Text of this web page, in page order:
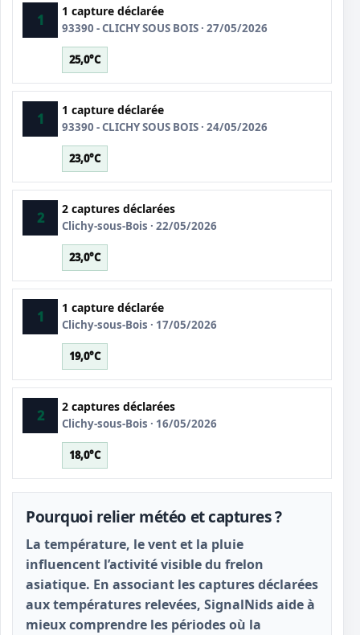
1
1 capture déclarée
93390 - CLICHY SOUS BOIS · 27/05/2026
25,0°C
1
1 capture déclarée
93390 - CLICHY SOUS BOIS · 24/05/2026
23,0°C
2
2 captures déclarées
Clichy-sous-Bois · 22/05/2026
23,0°C
1
1 capture déclarée
Clichy-sous-Bois · 17/05/2026
19,0°C
2
2 captures déclarées
Clichy-sous-Bois · 16/05/2026
18,0°C
Pourquoi relier météo et captures ?
La température, le vent et la pluie
influencent l’activité visible du frelon
asiatique. En associant les captures déclarées
aux températures relevées, SignalNids aide à
mieux comprendre les périodes où la